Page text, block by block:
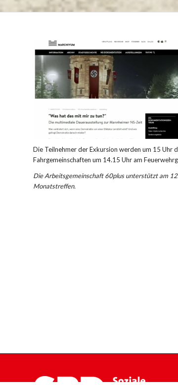
Die Teilnehmer der Exkursion werden um 15 Uhr
Fahrgemeinschaften um 14.15 Uhr am
Die Arbeitsgemeinschaft 60plus unterstützt am
Monatstreffen.